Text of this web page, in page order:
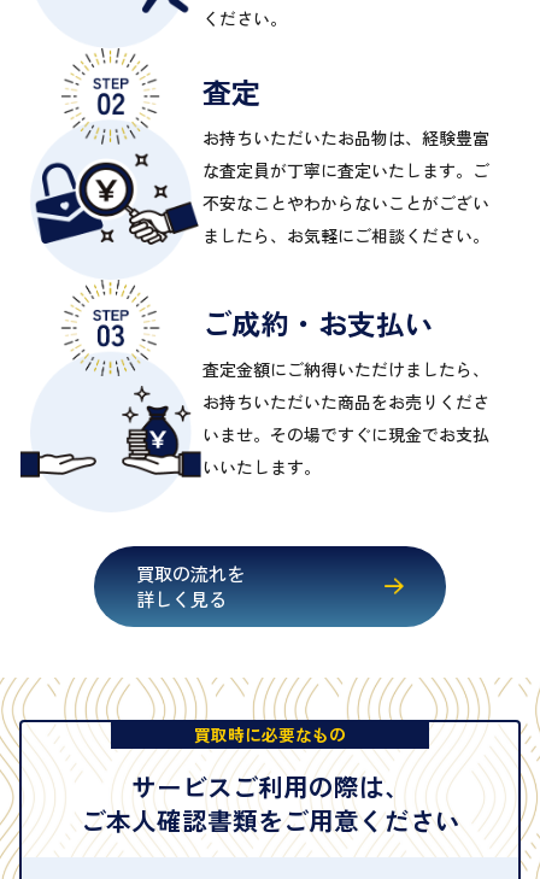
ください。
査定
お持ちいただいたお品物は、経験豊富
な査定員が丁寧に査定いたします。ご
不安なことやわからないことがござい
ましたら、お気軽にご相談ください。
ご成約・お支払い
査定金額にご納得いただけましたら、
お持ちいただいた商品をお売りくださ
いませ。その場ですぐに現金でお支払
いいたします。
買取の流れを
詳しく見る
買取時に必要なもの
サービスご利用の際は、
ご本人確認書類をご用意ください